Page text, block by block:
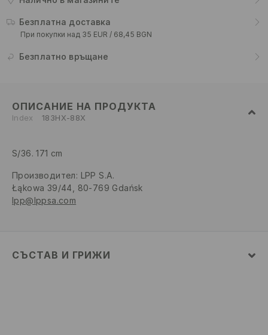
Безплатна доставка
При покупки над 35 EUR / 68,45 BGN
Безплатно връщане
ОПИСАНИЕ НА ПРОДУКТА
Index 183HX-88X
S/36. 171 cm
Производител: LPP S.A.
Łąkowa 39/44, 80-769 Gdańsk
lpp@lppsa.com
СЪСТАВ И ГРИЖИ